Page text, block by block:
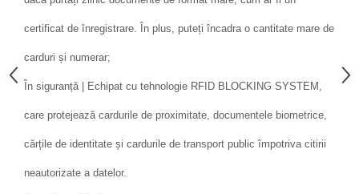
certificat de înregistrare. În plus, puteți încadra o cantitate mare de
carduri și numerar;
În siguranță | Echipat cu tehnologie RFID BLOCKING SYSTEM,
care protejează cardurile de proximitate, documentele biometrice,
cărțile de identitate și cardurile de transport public împotriva citirii
neautorizate a datelor.